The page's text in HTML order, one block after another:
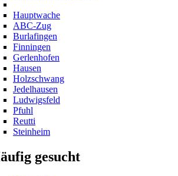
Hauptwache
ABC-Zug
Burlafingen
Finningen
Gerlenhofen
Hausen
Holzschwang
Jedelhausen
Ludwigsfeld
Pfuhl
Reutti
Steinheim
gesucht